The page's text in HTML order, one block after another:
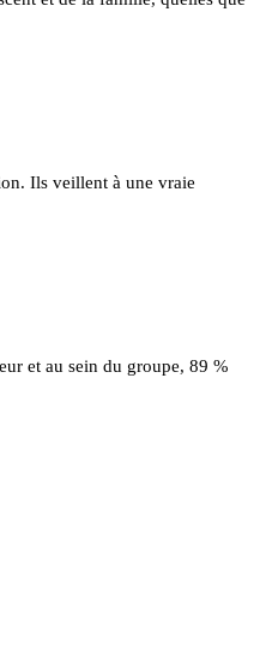
Ils veillent à une vraie
et au sein du groupe, 89 %